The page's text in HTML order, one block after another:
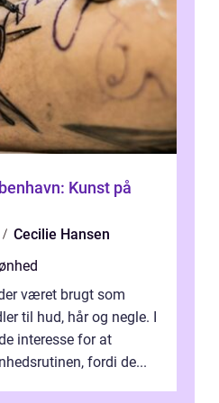
Kunst på
Cecilie Hansen
været brugt som
til hud, hår og negle. I
interesse for at
fordi de...